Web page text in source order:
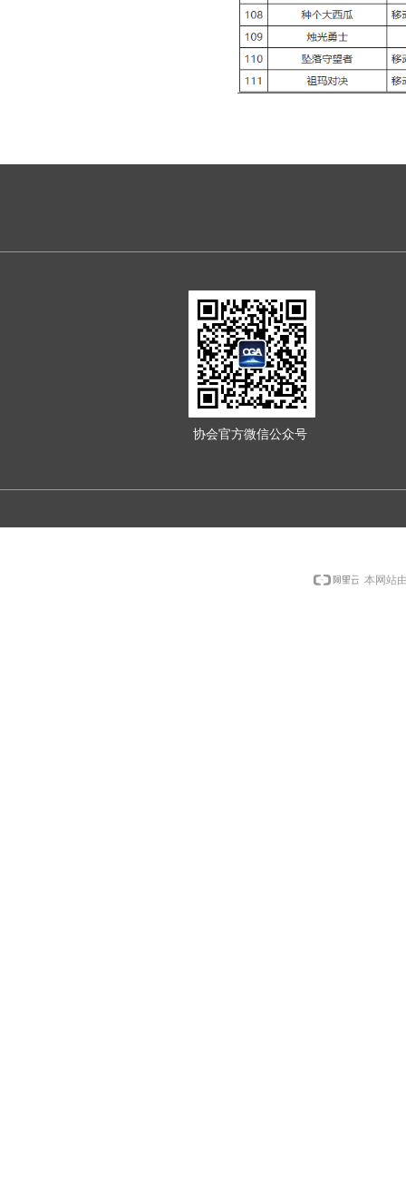
协会官方微信公众号
本网站